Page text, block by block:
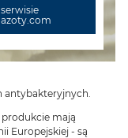
antybakteryjnych.
mają
Europejskiej - są